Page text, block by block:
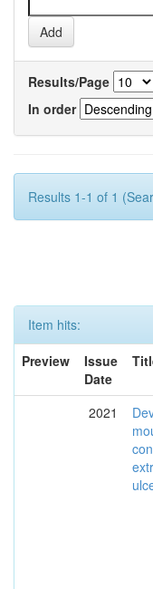
Results/Page
In order
Results 1-1 of 1
Item hits:
Preview
Issue
Date
2021